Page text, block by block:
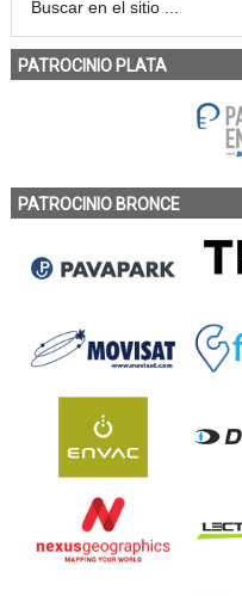
PATROCINIO PLATA
PATROCINIO BRONCE